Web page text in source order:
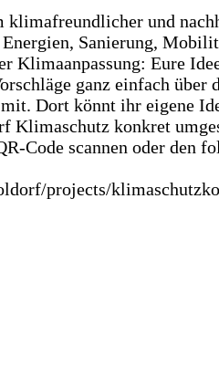
klimafreundlicher und
Energien, Sanierung,
Klimaanpassung: Eure
ganz einfach über
Dort könnt ihr eigene
Klimaschutz konkret
Code scannen oder den
projects/